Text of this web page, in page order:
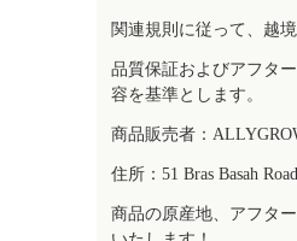
関連規則に従って、越
品質保証およびアフタ
容を基準とします。
商品販売者：
住所：51 Bras Basah
商品の原産地、アフタ